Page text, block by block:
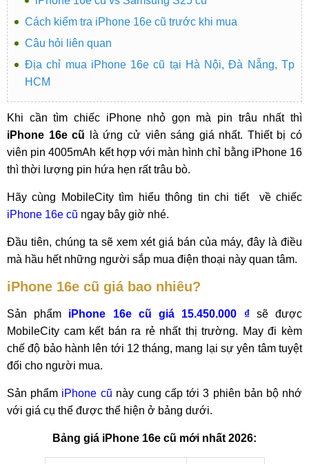
Cách kiểm tra iPhone 16e cũ trước khi mua
Câu hỏi liên quan
Địa chỉ mua iPhone 16e cũ tại Hà Nội, Đà Nẵng, Tp
HCM
Khi cần tìm chiếc iPhone nhỏ gọn mà pin trâu nhất thì
iPhone 16e cũ là ứng cử viên sáng giá nhất. Thiết bị có
viên pin 4005mAh kết hợp với màn hình chỉ bằng iPhone 16
thì thời lượng pin hứa hẹn rất trâu bò.
Hãy cùng MobileCity tìm hiểu thông tin chi tiết về chiếc
iPhone 16e cũ ngay bây giờ nhé.
Đầu tiên, chúng ta sẽ xem xét giá bán của máy, đây là điều
mà hầu hết những người sắp mua điện thoại này quan tâm.
iPhone 16e cũ giá bao nhiêu?
Sản phẩm iPhone 16e cũ giá 15.450.000 ₫sẽ được
MobileCity cam kết bán ra rẻ nhất thị trường. May đi kèm
chế độ bảo hành lên tới 12 tháng, mang lại sự yên tâm tuyệt
đối cho người mua.
Sản phẩm iPhone cũ này cung cấp tới 3 phiên bản bộ nhớ
với giá cụ thể được thể hiện ở bảng dưới.
Bảng giá iPhone 16e cũ mới nhất 2026: